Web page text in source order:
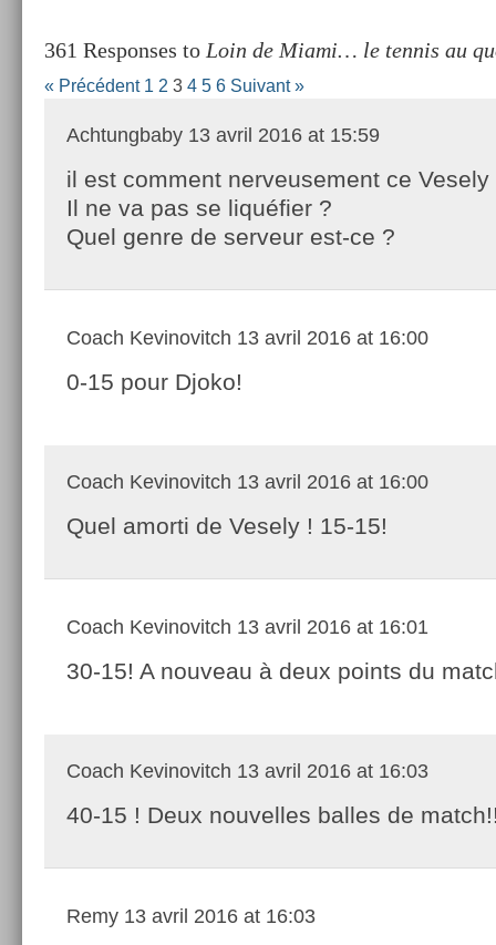
361 Responses to Loin de Miami… le tennis au
« Précédent 1 2 3 4 5 6 Suivant »
Achtungbaby 13 avril 2016 at 15:59
il est comment nerveusement ce Vesely
Il ne va pas se liquéfier ?
Quel genre de serveur est-ce ?
Coach Kevinovitch 13 avril 2016 at 16:00
0-15 pour Djoko!
Coach Kevinovitch 13 avril 2016 at 16:00
Quel amorti de Vesely ! 15-15!
Coach Kevinovitch 13 avril 2016 at 16:01
30-15! A nouveau à deux points du
Coach Kevinovitch 13 avril 2016 at 16:03
40-15 ! Deux nouvelles balles de
Remy 13 avril 2016 at 16:03